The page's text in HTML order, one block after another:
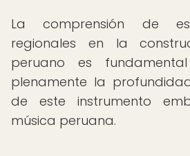
La comprensión de
regionales en la
peruano es
plenamente la
de este instrumento
música peruana.